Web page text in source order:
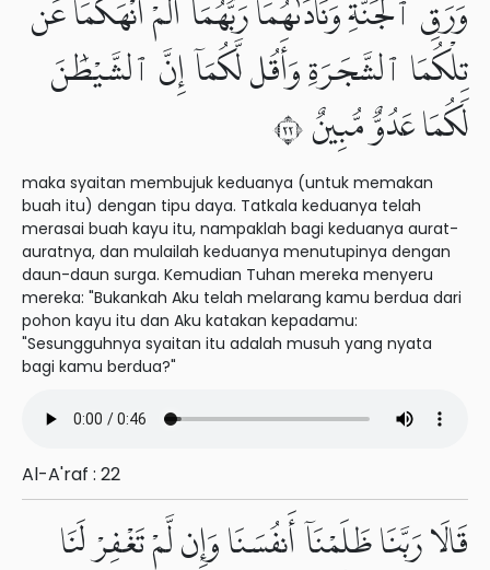
وَرَقِ ٱلْجَنَّةِ وَنَادَىٰهُمَا رَبُّهُمَآ أَلَمْ أَنْهَكُمَا عَن
تِلْكُمَا ٱلشَّجَرَةِ وَأَقُل لَّكُمَآ إِنَّ ٱلشَّيْطَٰنَ
لَكُمَا عَدُوٌّ مُّبِينٌ ٢٢
maka syaitan membujuk keduanya (untuk memakan
buah itu) dengan tipu daya. Tatkala keduanya telah
merasai buah kayu itu, nampaklah bagi keduanya aurat-
auratnya, dan mulailah keduanya menutupinya dengan
daun-daun surga. Kemudian Tuhan mereka menyeru
mereka: "Bukankah Aku telah melarang kamu berdua dari
pohon kayu itu dan Aku katakan kepadamu:
"Sesungguhnya syaitan itu adalah musuh yang nyata
bagi kamu berdua?"
Al-A'raf : 22
قَالَا رَبَّنَا ظَلَمْنَآ أَنفُسَنَا وَإِن لَّمْ تَغْفِرْ لَنَا